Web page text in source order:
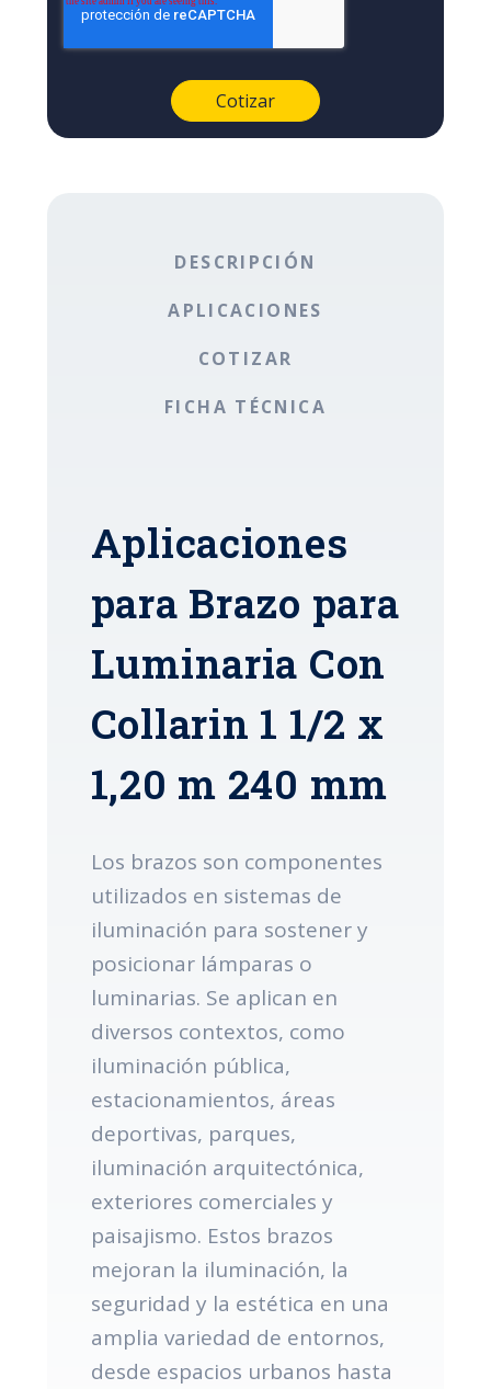
DESCRIPCIÓN
APLICACIONES
COTIZAR
FICHA TÉCNICA
Aplicaciones
para Brazo para
Luminaria Con
Collarin 1 1/2 x
1,20 m 240 mm
Los brazos son componentes
utilizados en sistemas de
iluminación para sostener y
posicionar lámparas o
luminarias. Se aplican en
diversos contextos, como
iluminación pública,
estacionamientos, áreas
deportivas, parques,
iluminación arquitectónica,
exteriores comerciales y
paisajismo. Estos brazos
mejoran la iluminación, la
seguridad y la estética en una
amplia variedad de entornos,
desde espacios urbanos hasta